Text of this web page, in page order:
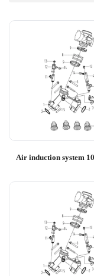
Air induction system